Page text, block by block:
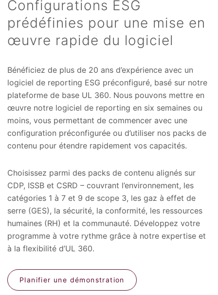
Configurations ESG
prédéfinies pour une mise en
œuvre rapide du logiciel
Bénéficiez de plus de 20 ans d’expérience avec un
logiciel de reporting ESG préconfiguré, basé sur notre
plateforme de base UL 360. Nous pouvons mettre en
œuvre notre logiciel de reporting en six semaines ou
moins, vous permettant de commencer avec une
configuration préconfigurée ou d’utiliser nos packs de
contenu pour étendre rapidement vos capacités.
Choisissez parmi des packs de contenu alignés sur
CDP, ISSB et CSRD – couvrant l’environnement, les
catégories 1 à 7 et 9 de scope 3, les gaz à effet de
serre (GES), la sécurité, la conformité, les ressources
humaines (RH) et la communauté. Développez votre
programme à votre rythme grâce à notre expertise et
à la flexibilité d’UL 360.
Planifier une démonstration